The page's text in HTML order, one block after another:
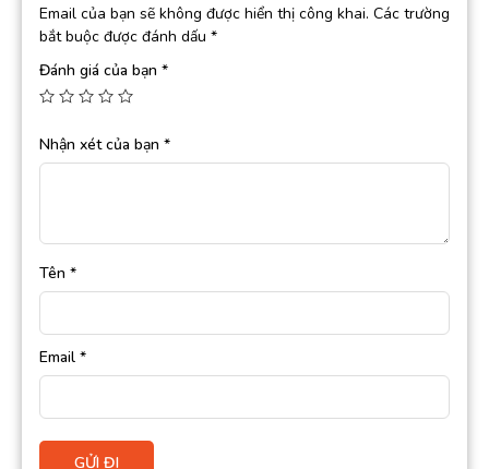
Email của bạn sẽ không được hiển thị công khai. Các trường
bắt buộc được đánh dấu *
Đánh giá của bạn *
Nhận xét của bạn *
Tên *
Email *